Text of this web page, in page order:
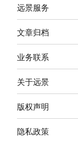
远景服务
文章归档
业务联系
关于远景
版权声明
隐私政策